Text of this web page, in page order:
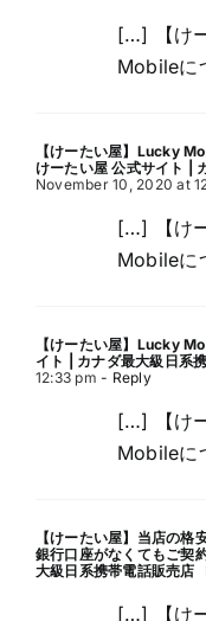
[…] 【け
Mobileに
【けーたい屋】Lucky
けーたい屋 公式サイト |
November 10, 2020 at
[…] 【け
Mobileに
【けーたい屋】Lucky
イト | カナダ最大級日系
12:33 pm - Reply
[…] 【け
Mobileに
【けーたい屋】当店の
銀行口座がなくてもご契
大級日系携帯電話販売店
[…] 【け